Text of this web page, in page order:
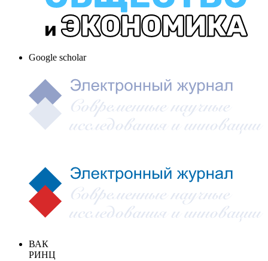
Google scholar
ВАК
РИНЦ